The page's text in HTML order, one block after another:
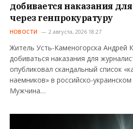
добивается наказания
через генпрокуратуру
НОВОСТИ 2 августа, 2026 18:27
Житель Усть-Каменогорска Андрей
добиваться наказания для
опубликовал скандальный список
наемников» в российско-
Мужчина…